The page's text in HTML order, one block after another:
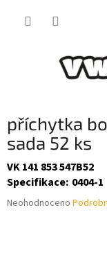
příchytka
sada 52 ks
VK 141 853 547B52
Specifikace: 0404-1
Průměrné
Neohodnoceno